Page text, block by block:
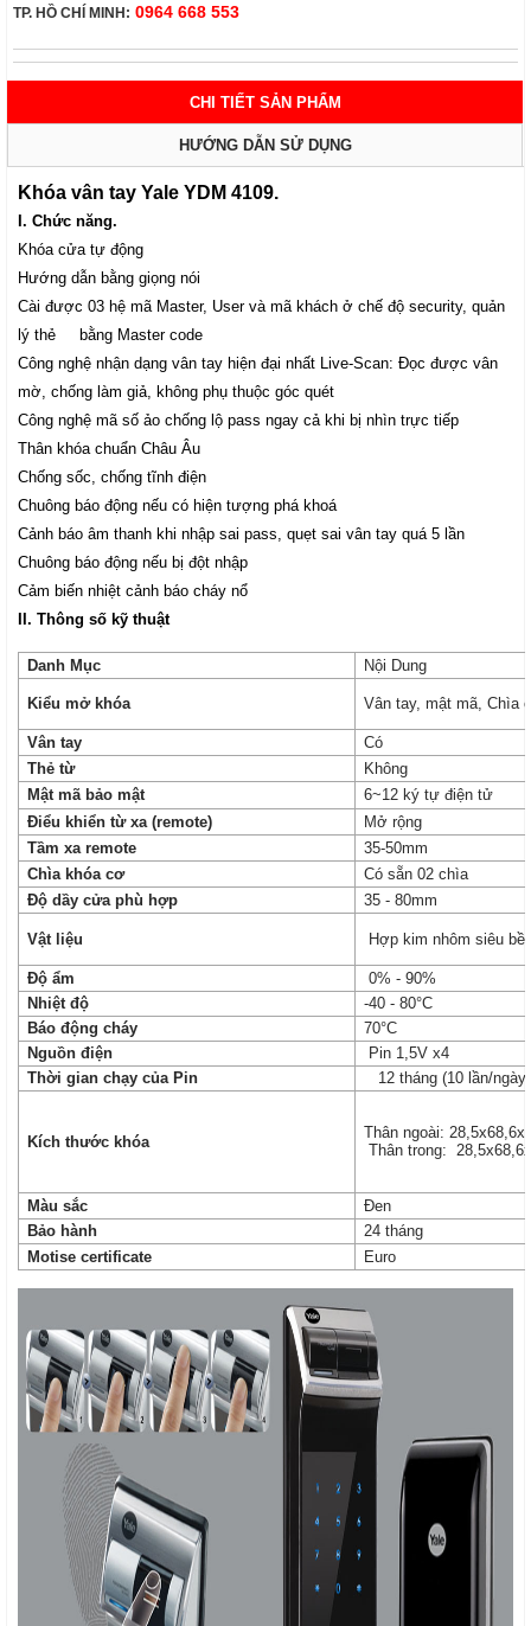
TP. HỒ CHÍ MINH: 0964 668 553
CHI TIẾT SẢN PHẨM
HƯỚNG DẪN SỬ DỤNG
Khóa vân tay YaleYDM 4109.
I. Chức năng.
Khóa cửa tự động
Hướng dẫn bằng giọng nói
Cài được 03 hệ mã Master, User và mã khách ở chế độ security, quản
lý thẻ
bằng Master code
Công nghệ nhận dạng vân tay hiện đại nhất Live-Scan: Đọc được vân
mờ, chống làm giả, không phụ thuộc góc quét
Công nghệ mã số ảo chống lộ pass ngay cả khi bị nhìn trực tiếp
Thân khóa chuẩn Châu Âu
Chống sốc, chống tĩnh điện
Chuông báo động nếu có hiện tượng phá khoá
Cảnh báo âm thanh khi nhập sai pass, quẹt sai vân tay quá 5 lần
Chuông báo động nếu bị đột nhập
Cảm biến nhiệt cảnh báo cháy nổ
II. Thông số kỹ thuật
Danh Mục Nội Dung
Kiểu mở khóa Vân tay, mật mã, Chìa
Vân tay
Có
Thẻ từ
Không
Mật mã bảo mật
6~12 ký tự điện tử
Điểu khiển từ xa (remote)
Mở rộng
Tầm xa remote
35-50mm
Chìa khóa cơ
Có sẵn 02 chìa
Độ dầy cửa phù hợp
35 - 80mm
Vật liệu Hợp kim nhôm siêu
Độ ẩm
0% - 90%
Nhiệt độ
-40 - 80°C
Báo động cháy
70°C
Nguồn điện
Pin 1,5V x4
Thời gian chạy của Pin
12 tháng (10 lần/ngày)
Kích thước khóa
Thân ngoài:
Thân trong:
Màu sắc
Đen
Bảo hành
24 tháng
Motise certificate
Euro